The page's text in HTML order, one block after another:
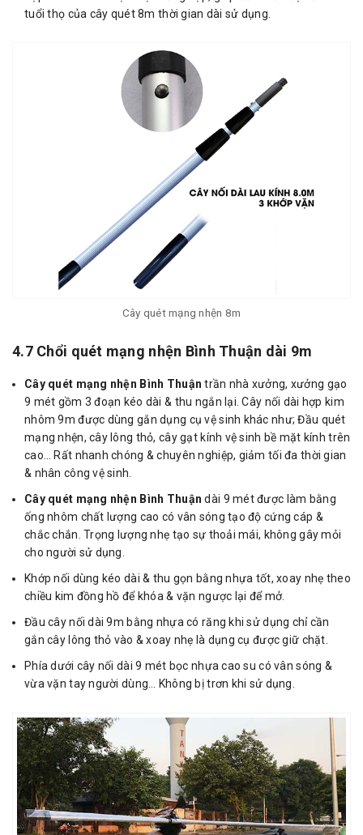
tuổi thọ của cây quét 8m thời gian dài sử dụng.
Cây quét mạng nhện 8m
4.7 Chổi quét mạng nhện Bình Thuận dài 9m
Cây quét mạng nhện Bình Thuận trần nhà xưởng, xưởng gạo
9 mét gồm 3 đoạn kéo dài & thu ngắn lại. Cây nối dài hợp kim
nhôm 9m được dùng gắn dụng cụ vệ sinh khác như; Đầu quét
mạng nhện, cây lông thỏ, cây gạt kính vệ sinh bề mặt kính trên
cao… Rất nhanh chóng & chuyên nghiệp, giảm tối đa thời gian
& nhân công vệ sinh.
Cây quét mạng nhện Bình Thuận dài 9 mét được làm bằng
ống nhôm chất lượng cao có vân sóng tạo độ cứng cáp &
chắc chắn. Trọng lượng nhẹ tạo sự thoải mái, không gây mỏi
cho người sử dụng.
Khớp nối dùng kéo dài & thu gọn bằng nhựa tốt, xoay nhẹ theo
chiều kim đồng hồ để khóa & vặn ngược lại để mở.
Đầu cây nối dài 9m bằng nhựa có răng khi sử dụng chỉ cần
gắn cây lông thỏ vào & xoay nhẹ là dụng cụ được giữ chặt.
Phía dưới cây nối dài 9 mét bọc nhựa cao su có vân sóng &
vừa vặn tay người dùng… Không bị trơn khi sử dụng.